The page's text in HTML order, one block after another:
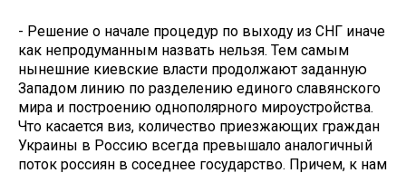
- Решение о начале процедур по выходу из СНГ иначе
как непродуманным назвать нельзя. Тем самым
нынешние киевские власти продолжают заданную
Западом линию по разделению единого славянского
мира и построению однополярного мироустройства.
Что касается виз, количество приезжающих граждан
Украины в Россию всегда превышало аналогичный
поток россиян в соседнее государство. Причем, к нам